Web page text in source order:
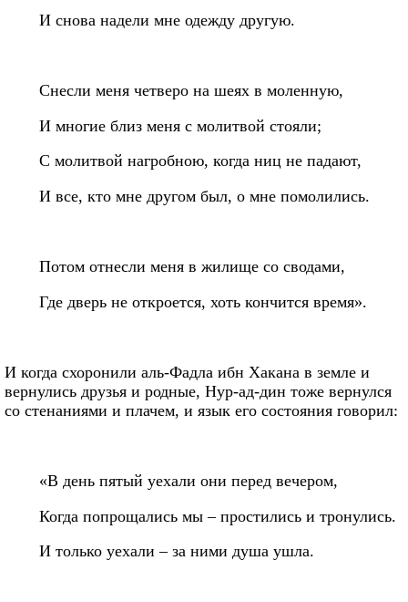
И снова надели мне одежду другую.
Снесли меня четверо на шеях в моленную,
И многие близ меня с молитвой стояли;
С молитвой нагробною, когда ниц не падают,
И все, кто мне другом был, о мне помолились.
Потом отнесли меня в жилище со сводами,
Где дверь не откроется, хоть кончится время».
И когда схоронили аль-Фадла ибн Хакана в земле и
вернулись друзья и родные, Нур-ад-дин тоже вернулся
со стенаниями и плачем, и язык его состояния говорил:
«В день пятый уехали они перед вечером,
Когда попрощались мы – простились и тронулись.
И только уехали – за ними душа ушла.